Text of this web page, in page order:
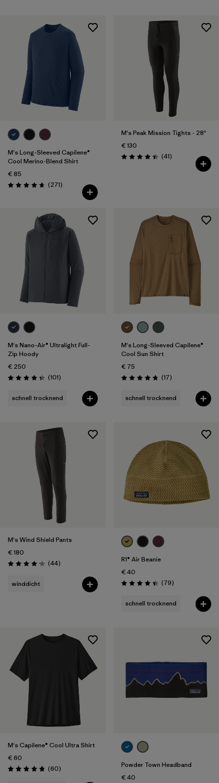
M's Long-Sleeved Capilene®
Cool Merino-Blend Shirt
€ 85
Bewertung: 4.6 / 5
(271Rezensionen
)
M's Peak Mission Tights - 28"
€ 130
Bewertung: 4.5 / 5
(41Rezensionen
)
M's Nano-Air® Ultralight Full-
Zip Hoody
€ 250
Bewertung: 4.4 / 5
(101Rezensionen
)
schnell trocknend
M's Long-Sleeved Capilene®
Cool Sun Shirt
€ 75
Bewertung: 4.8 / 5
(17Rezensionen
)
schnell trocknend
M's Wind Shield Pants
€ 180
Bewertung: 4.2 / 5
(44Rezensionen
)
winddicht
R1® Air Beanie
€ 40
Bewertung: 4.4 / 5
(79Rezensionen
)
schnell trocknend
M's Capilene® Cool Ultra Shirt
€ 60
Bewertung: 4.8 / 5
(60Rezensionen
)
Powder Town Headband
€ 40